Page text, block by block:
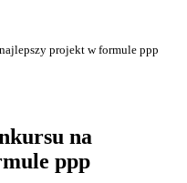
projekt w formule ppp
na
ppp